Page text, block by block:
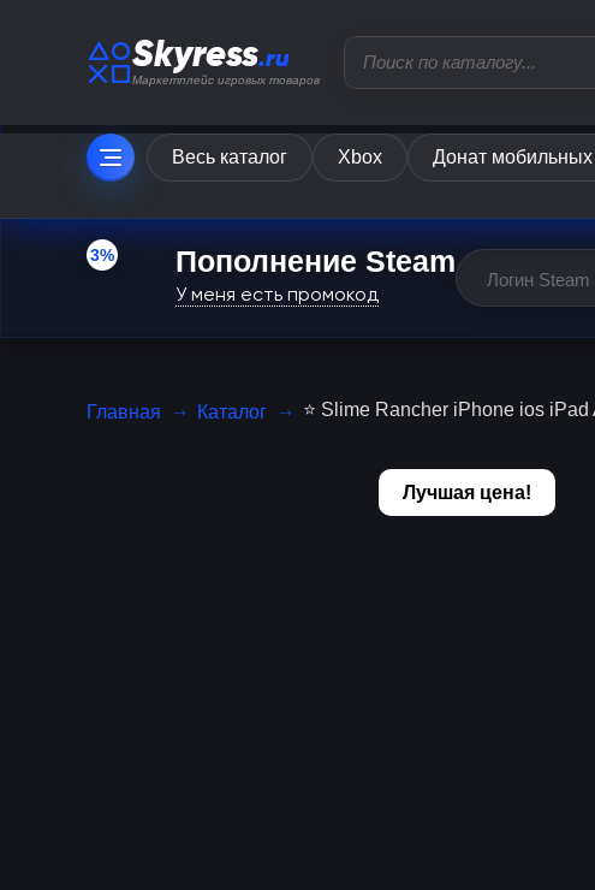
Skyress.ru
Маркетплейс игровых товаров
Весь каталог Xbox Донат мобильных
3% Пополнение Steam
У меня есть промокод
Главная Каталог ⭐️ Slime Rancher iPhone ios iPad
Лучшая цена!